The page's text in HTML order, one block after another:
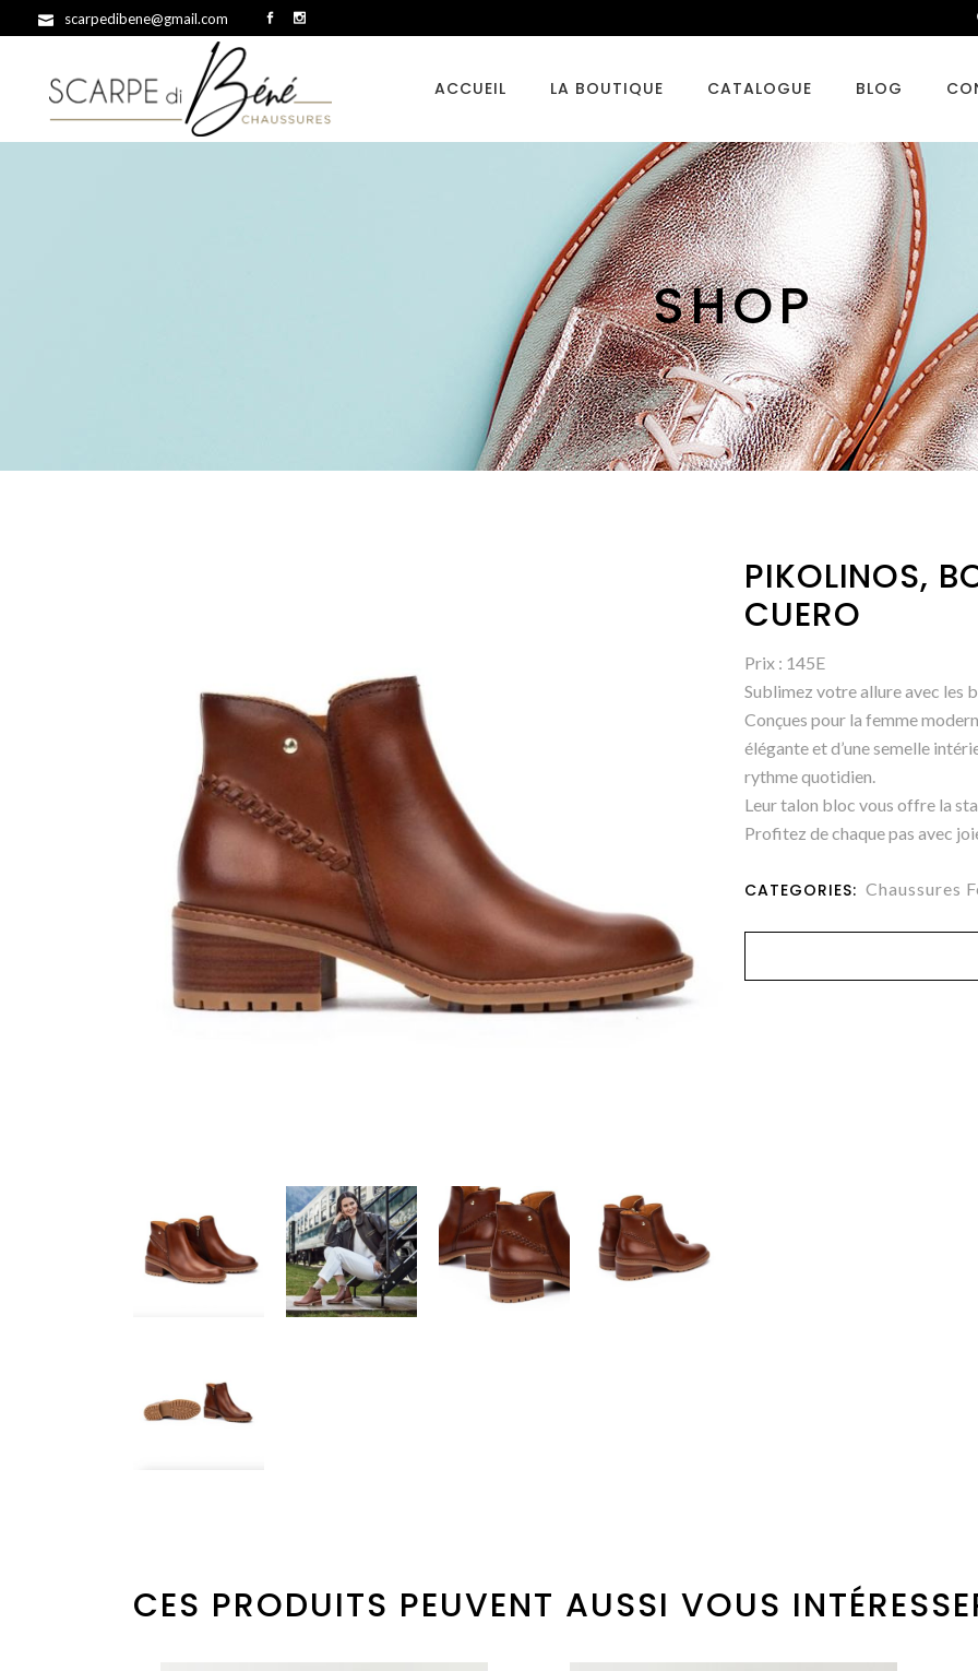
scarpedibene@gmail.com
ACCUEIL LA BOUTIQUE CATALOGUE BLOG
SHOP
PIKOLINOS,
CUERO
Prix : 145E
Sublimez votre allure avec les
Conçues pour la femme
élégante et d’une semelle
rythme quotidien.
Leur talon bloc vous offre la
Profitez de chaque pas avec
CATEGORIES: Chaussures
CES PRODUITS PEUVENT AUSSI VOUS